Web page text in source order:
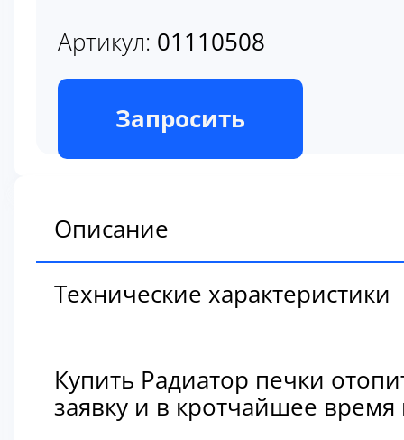
Артикул: 01110508
В наличии
Запросить
Описание
Технические характеристики
Купить Радиатор печки
заявку и в кротчайшее